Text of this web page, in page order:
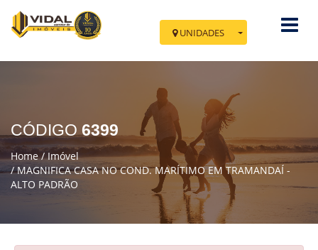
UNIDADES
Você esta em Tramandaí
Av. Fernando Amaral, 731 - Sala 03 e 04
Cidade: Tramandaí - Centro
IR PARA NOVA TRAMANDAÍ
CÓDIGO 6399
Home
Imóvel
MAGNIFICA CASA NO COND. MARÍTIMO EM TRAMANDAÍ -
ALTO PADRÃO